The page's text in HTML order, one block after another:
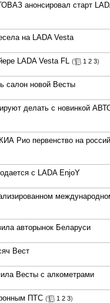
анонсировал старт
на LADA Vesta
LADA Vesta FL ( 1 2 3)
салон новой Весты
делать с новинкой
Рио первенство на
с LADA EnjoY
авторынок Беларуси
Вест
Весты с алкометрами
ПТС ( 1 2 3)